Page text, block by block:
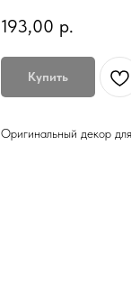
193,00 р.
Купить
Оригинальный декор